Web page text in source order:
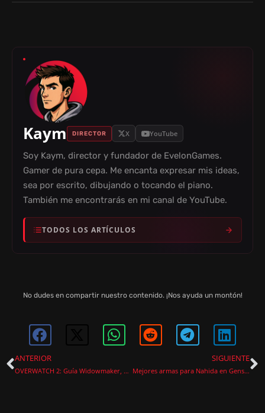
Kaym DIRECTOR X YouTube
Soy Kaym, director y fundador de EvelonGames.
Gamer de pura cepa. Me encanta expresar mis ideas,
sea por escrito, dibujando o tocando el piano.
También me encontrarás en mi canal de YouTube.
TODOS LOS ARTÍCULOS
No dudes en compartir nuestro contenido. ¡Nos ayuda un montón!
ANTERIOR
OVERWATCH 2: Guía Widowmaker, habilidades, consejos y más
SIGUIENTE
Mejores armas para Nahida en Genshin Impact